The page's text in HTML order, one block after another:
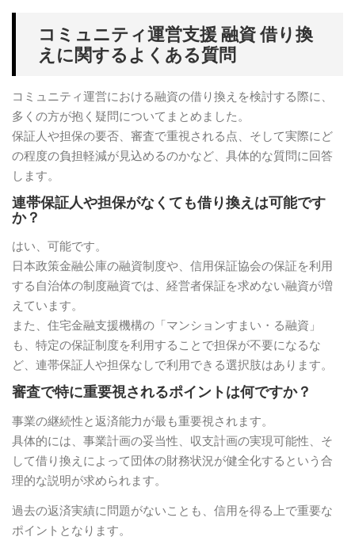
コミュニティ運営支援 融資 借り換
えに関するよくある質問
コミュニティ運営における融資の借り換えを検討する際に、
多くの方が抱く疑問についてまとめました。
保証人や担保の要否、審査で重視される点、そして実際にど
の程度の負担軽減が見込めるのかなど、具体的な質問に回答
します。
連帯保証人や担保がなくても借り換えは可能です
か？
はい、可能です。
日本政策金融公庫の融資制度や、信用保証協会の保証を利用
する自治体の制度融資では、経営者保証を求めない融資が増
えています。
また、住宅金融支援機構の「マンションすまい・る融資」
も、特定の保証制度を利用することで担保が不要になるな
ど、連帯保証人や担保なしで利用できる選択肢はあります。
審査で特に重要視されるポイントは何ですか？
事業の継続性と返済能力が最も重要視されます。
具体的には、事業計画の妥当性、収支計画の実現可能性、そ
して借り換えによって団体の財務状況が健全化するという合
理的な説明が求められます。
過去の返済実績に問題がないことも、信用を得る上で重要な
ポイントとなります。